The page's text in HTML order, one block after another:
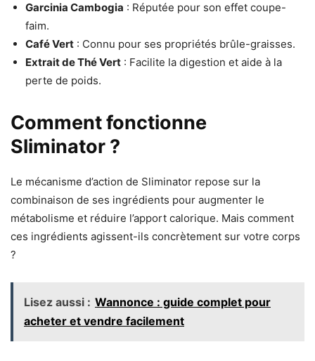
Garcinia Cambogia : Réputée pour son effet coupe-
faim.
Café Vert : Connu pour ses propriétés brûle-graisses.
Extrait de Thé Vert : Facilite la digestion et aide à la
perte de poids.
Comment fonctionne
Sliminator ?
Le mécanisme d’action de Sliminator repose sur la
combinaison de ses ingrédients pour augmenter le
métabolisme et réduire l’apport calorique. Mais comment
ces ingrédients agissent-ils concrètement sur votre corps
?
Lisez aussi : Wannonce : guide complet pour
acheter et vendre facilement